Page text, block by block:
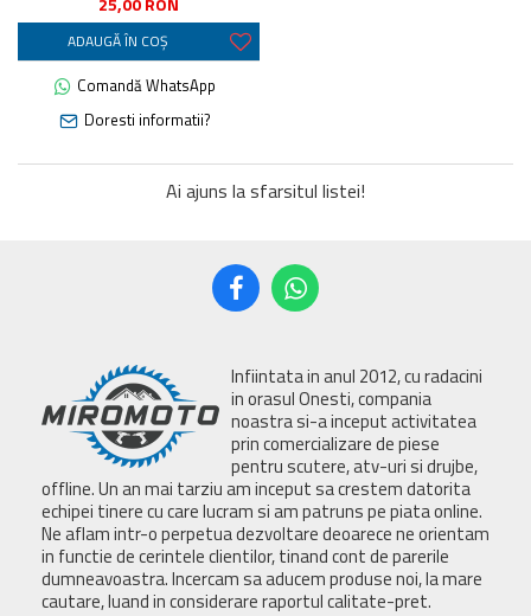
ADAUGĂ ÎN COŞ
Comandă WhatsApp
Doresti informatii?
Ai ajuns la sfarsitul listei!
Infiintata in anul 2012, cu radacini
in orasul Onesti, compania
noastra si-a inceput activitatea
prin comercializare de piese
pentru scutere, atv-uri si drujbe,
offline. Un an mai tarziu am inceput sa crestem datorita
echipei tinere cu care lucram si am patruns pe piata online.
Ne aflam intr-o perpetua dezvoltare deoarece ne orientam
in functie de cerintele clientilor, tinand cont de parerile
dumneavoastra. Incercam sa aducem produse noi, la mare
cautare, luand in considerare raportul calitate-pret.